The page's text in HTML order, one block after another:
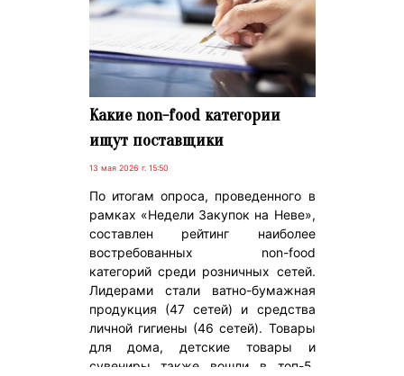
Какие non-food категории
ищут поставщики
13 мая 2026 г. 15:50
По итогам опроса, проведенного в
рамках «Недели Закупок на Неве»,
составлен рейтинг наиболее
востребованных non-food
категорий среди розничных сетей.
Лидерами стали ватно-бумажная
продукция (47 сетей) и средства
личной гигиены (46 сетей). Товары
для дома, детские товары и
сувениры также вошли в топ-5.